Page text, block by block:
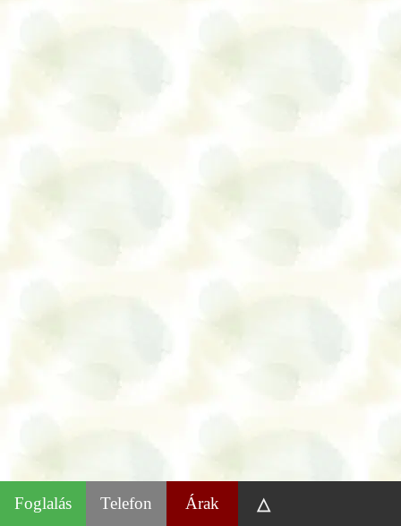
Foglalás Telefon Árak △